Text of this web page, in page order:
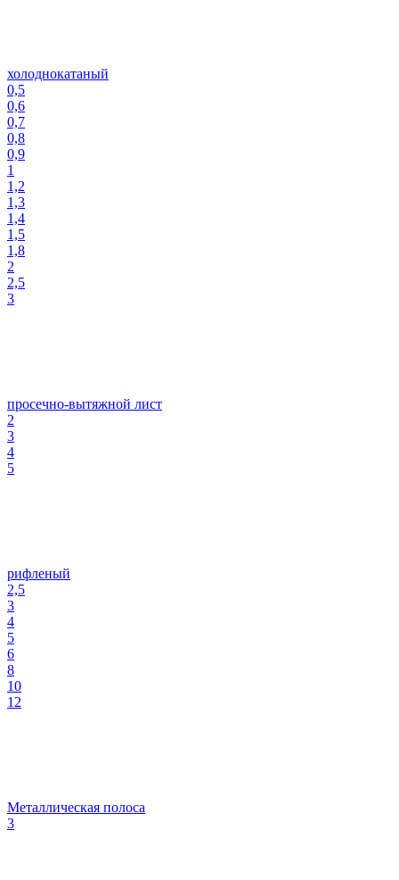
холоднокатаный
0,5
0,6
0,7
0,8
0,9
1
1,2
1,3
1,4
1,5
1,8
2
2,5
3
просечно-вытяжной лист
2
3
4
5
рифленый
2,5
3
4
5
6
8
10
12
Металлическая полоса
3